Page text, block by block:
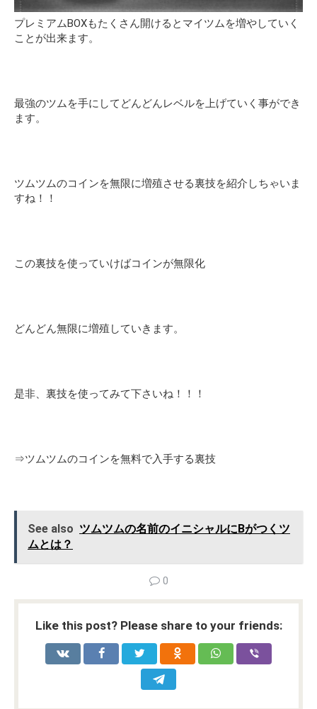
プレミアムBOXもたくさん開けるとマイツムを増やしていく
ことが出来ます。
最強のツムを手にしてどんどんレベルを上げていく事ができ
ます。
ツムツムのコインを無限に増殖させる裏技を紹介しちゃいま
すね！！
この裏技を使っていけばコインが無限化
どんどん無限に増殖していきます。
是非、裏技を使ってみて下さいね！！！
⇒ツムツムのコインを無料で入手する裏技
See also ツムツムの名前のイニシャルにBがつくツ
ムとは？
0
Like this post? Please share to your friends: